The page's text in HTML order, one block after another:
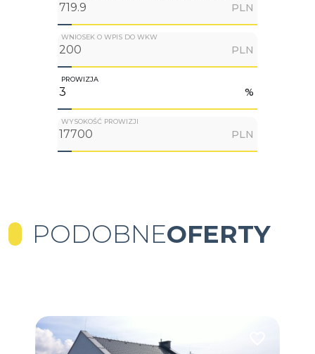
PLN
WNIOSEK O WPIS DO WKW
PLN
PROWIZJA
%
WYSOKOŚĆ PROWIZJI
PLN
PODOBNEOFERTY
Dodaj do ulubionych